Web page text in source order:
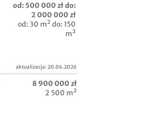
od: 500 000 zł do:
2 000 000 zł
od: 30 m² do: 150
m²
aktualizacja: 20.06.2026
8 900 000 zł
2 500 m²